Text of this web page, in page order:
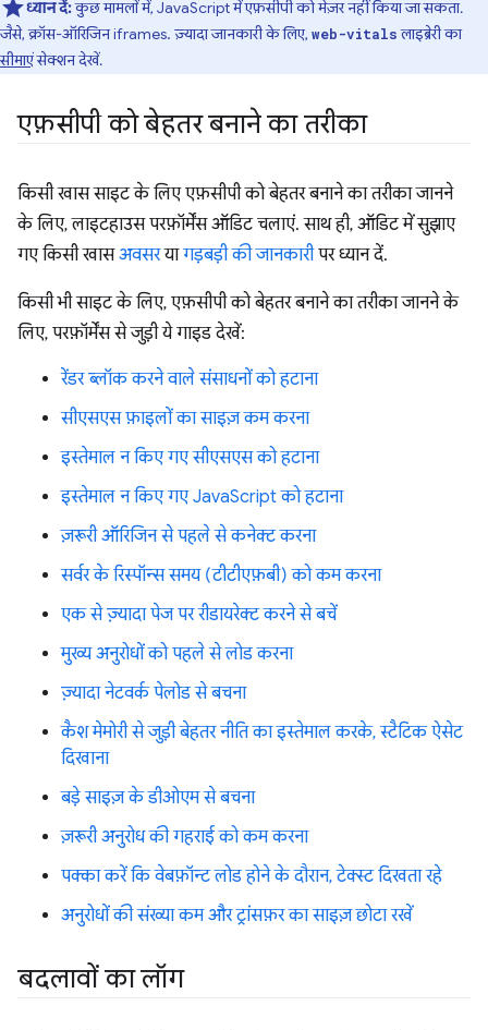
ध्यान दें:कुछ मामलों में, JavaScript में एफ़सीपी को मेज़र नहीं किया जा सकता.
जैसे, क्रॉस-ऑरिजिन iframes. ज़्यादा जानकारी के लिए, web-vitalsलाइब्रेरी का
सीमाएंसेक्शन देखें.
एफ़सीपी को बेहतर बनाने का तरीका
किसी खास साइट के लिए एफ़सीपी को बेहतर बनाने का तरीका जानने
के लिए, लाइटहाउस परफ़ॉर्मेंस ऑडिट चलाएं. साथ ही, ऑडिट में सुझाए
गए किसी खासअवसरयागड़बड़ी की जानकारीपर ध्यान दें.
किसी भी साइट के लिए, एफ़सीपी को बेहतर बनाने का तरीका जानने के
लिए, परफ़ॉर्मेंस से जुड़ी ये गाइड देखें:
रेंडर ब्लॉक करने वाले संसाधनों को हटाना
सीएसएस फ़ाइलों का साइज़ कम करना
इस्तेमाल न किए गए सीएसएस को हटाना
इस्तेमाल न किए गए JavaScript को हटाना
ज़रूरी ऑरिजिन से पहले से कनेक्ट करना
सर्वर के रिस्पॉन्स समय (टीटीएफ़बी) को कम करना
एक से ज़्यादा पेज पर रीडायरेक्ट करने से बचें
मुख्य अनुरोधों को पहले से लोड करना
ज़्यादा नेटवर्क पेलोड से बचना
कैश मेमोरी से जुड़ी बेहतर नीति का इस्तेमाल करके, स्टैटिक ऐसेट
दिखाना
बड़े साइज़ के डीओएम से बचना
ज़रूरी अनुरोध की गहराई को कम करना
पक्का करें कि वेबफ़ॉन्ट लोड होने के दौरान, टेक्स्ट दिखता रहे
अनुरोधों की संख्या कम और ट्रांसफ़र का साइज़ छोटा रखें
बदलावों का लॉग